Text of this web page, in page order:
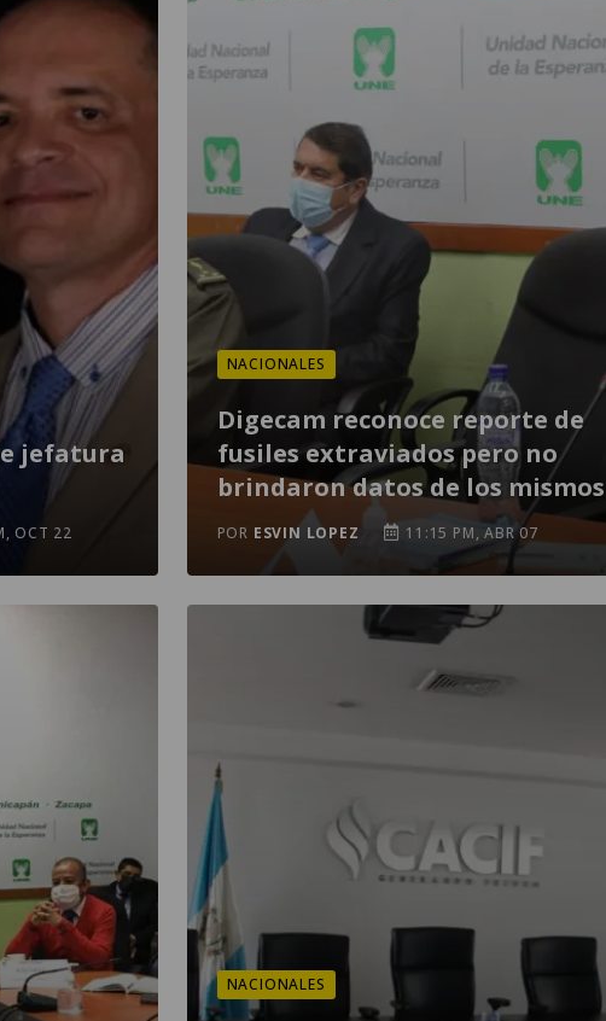
jefatura
OCT 22
NACIONALES
Digecam reconoce reporte de
fusiles extraviados pero no
brindaron datos de los mismos
POR ESVIN LOPEZ 11:15 PM, ABR 07
NACIONALES